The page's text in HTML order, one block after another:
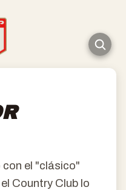
el "clásico"
Country Club lo